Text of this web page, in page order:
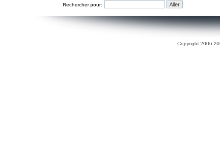
Rechercher pour:
Copyright 2006-